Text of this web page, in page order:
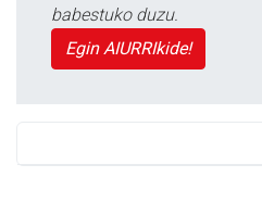
babestuko duzu.
Egin AIURRIkide!